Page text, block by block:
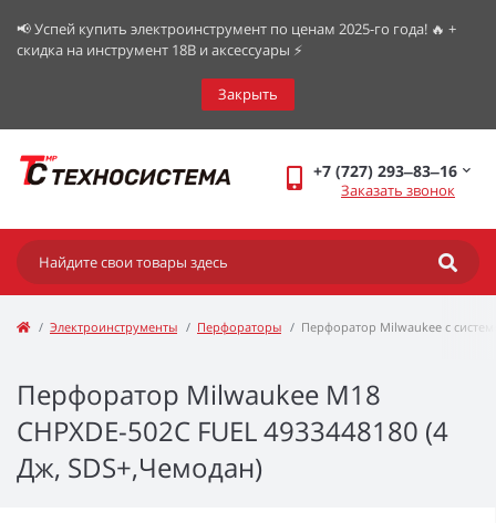
📢 Успей купить электроинструмент по ценам 2025-го года! 🔥 +
скидка на инструмент 18В и аксессуары ⚡️
Закрыть
+7 (727) 293‒83‒16
Заказать звонок
Электроинструменты Перфораторы Перфоратор Milwaukee с
Перфоратор Milwaukee M18
CHPXDE-502C FUEL 4933448180 (4
Дж, SDS+,Чемодан)